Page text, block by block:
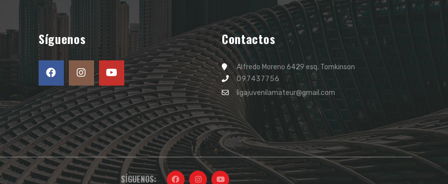
Síguenos Contactos
Alfredo Moreno 6429 esq. Tomkinson
097437756
ligajuvenilamateur@gmail.com
SÍGUENOS: